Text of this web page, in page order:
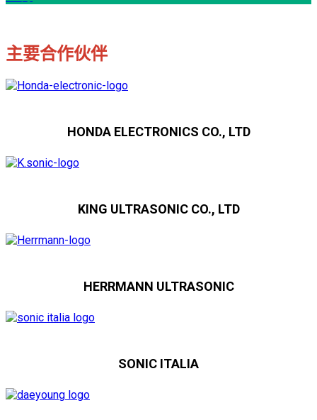
主要合作伙伴
HONDA ELECTRONICS CO., LTD
KING ULTRASONIC CO., LTD
HERRMANN ULTRASONIC
SONIC ITALIA